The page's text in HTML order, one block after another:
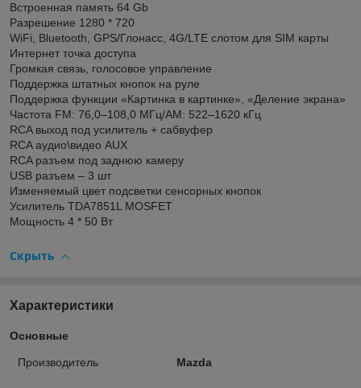
Встроенная память 64 Gb
Разрешение 1280 * 720
WiFi, Bluetooth, GPS/Глонасс, 4G/LTE слотом для SIM карты
Интернет точка доступа
Громкая связь, голосовое управление
Поддержка штатных кнопок на руле
Поддержка функции «Картинка в картинке», «Деление экрана»
Частота FM: 76,0–108,0 МГц/AM: 522–1620 кГц
RCA выход под усилитель + сабвуфер
RCA аудио\видео AUX
RCA разъем под заднюю камеру
USB разъем – 3 шт
Изменяемый цвет подсветки сенсорных кнопок
Усилитель TDA7851L MOSFET
Мощность 4 * 50 Вт
Скрыть
Характеристики
Основные
Производитель Mazda